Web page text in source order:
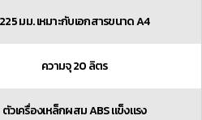
225 มม. เหมาะกับเอกสารขนาด A4
ความจุ 20 ลิตร
ตัวเครื่องเหล็กผสม ABS แข็งแรง